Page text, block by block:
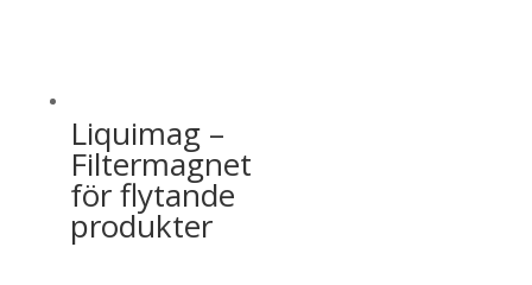
Liquimag –
Filtermagnet
för flytande
produkter